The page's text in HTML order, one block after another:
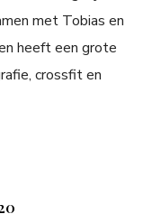
met Tobias en
heeft een grote
crossfit en